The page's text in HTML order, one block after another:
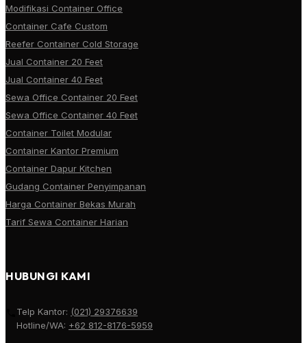
Modifikasi Container Office
Container Cafe Custom
Reefer Container Cold Storage
Jual Container 20 Feet
Jual Container 40 Feet
Sewa Office Container 20 Feet
Sewa Office Container 40 Feet
Container Toilet Modular
Container Kantor Premium
Container Dapur Kitchen
Gudang Container Penyimpanan
Harga Container Bekas Murah
Tarif Sewa Container Harian
HUBUNGI KAMI
Telp Kantor: (021) 29376639
Hotline/WA: +62 812-8176-5959